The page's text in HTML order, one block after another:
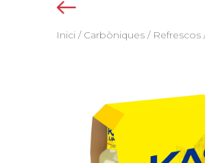
Inici / Carbòniques / Refrescos